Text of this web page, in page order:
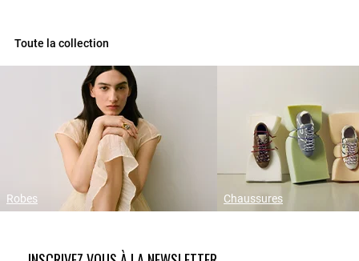
Toute la collection
Robes Chaussures